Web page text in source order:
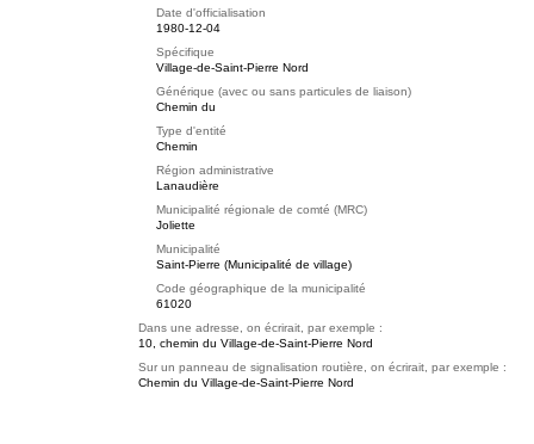
Date d'officialisation
1980-12-04
Spécifique
Village-de-Saint-Pierre Nord
Générique (avec ou sans particules de liaison)
Chemin du
Type d'entité
Chemin
Région administrative
Lanaudière
Municipalité régionale de comté (MRC)
Joliette
Municipalité
Saint-Pierre (Municipalité de village)
Code géographique de la municipalité
61020
Dans une adresse, on écrirait, par exemple :
10, chemin du Village-de-Saint-Pierre Nord
Sur un panneau de signalisation routière, on écrirait, par exemple :
Chemin du Village-de-Saint-Pierre Nord